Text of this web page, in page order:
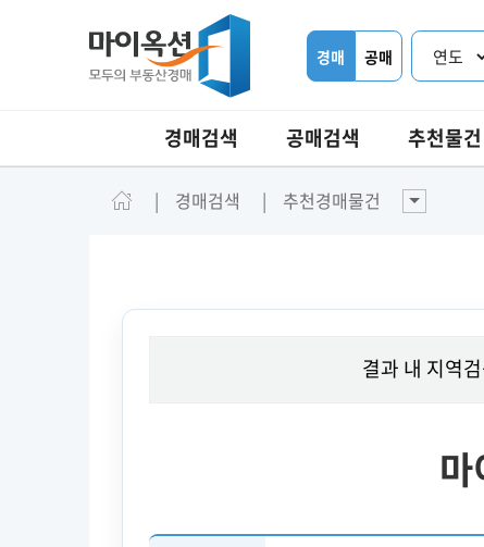
경매 공매
경매검색 공매검색 추천물건
경매검색 추천경매물건
결과 내 지역